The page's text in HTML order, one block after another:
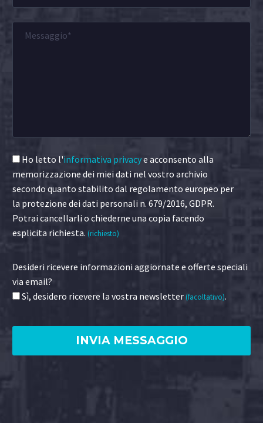
Ho letto l'informativa privacye acconsento alla
memorizzazione dei miei dati nel vostro archivio
secondo quanto stabilito dal regolamento europeo per
la protezione dei dati personali n. 679/2016, GDPR.
Potrai cancellarli o chiederne una copia facendo
esplicita richiesta. (richiesto)
Desideri ricevere informazioni aggiornate e offerte speciali
via email?
Sì, desidero ricevere la vostra newsletter(facoltativo).